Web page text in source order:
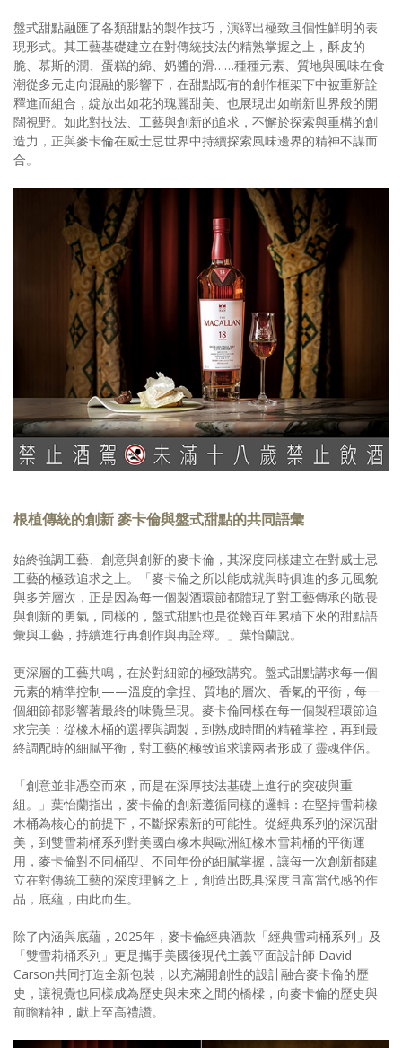
盤式甜點融匯了各類甜點的製作技巧，演繹出極致且個性鮮明的表
現形式。其工藝基礎建立在對傳統技法的精熟掌握之上，酥皮的
脆、慕斯的潤、蛋糕的綿、奶醬的滑……種種元素、質地與風味在食
潮從多元走向混融的影響下，在甜點既有的創作框架下中被重新詮
釋進而組合，綻放出如花的瑰麗甜美、也展現出如嶄新世界般的開
闊視野。如此對技法、工藝與創新的追求，不懈於探索與重構的創
造力，正與麥卡倫在威士忌世界中持續探索風味邊界的精神不謀而
合。
根植傳統的創新 麥卡倫與盤式甜點的共同語彙
始終強調工藝、創意與創新的麥卡倫，其深度同樣建立在對威士忌
工藝的極致追求之上。「麥卡倫之所以能成就與時俱進的多元風貌
與多芳層次，正是因為每一個製酒環節都體現了對工藝傳承的敬畏
與創新的勇氣，同樣的，盤式甜點也是從幾百年累積下來的甜點語
彙與工藝，持續進行再創作與再詮釋。」葉怡蘭說。
更深層的工藝共鳴，在於對細節的極致講究。盤式甜點講求每一個
元素的精準控制——溫度的拿捏、質地的層次、香氣的平衡，每一
個細節都影響著最終的味覺呈現。麥卡倫同樣在每一個製程環節追
求完美：從橡木桶的選擇與調製，到熟成時間的精確掌控，再到最
終調配時的細膩平衡，對工藝的極致追求讓兩者形成了靈魂伴侶。
「創意並非憑空而來，而是在深厚技法基礎上進行的突破與重
組。」葉怡蘭指出，麥卡倫的創新遵循同樣的邏輯：在堅持雪莉橡
木桶為核心的前提下，不斷探索新的可能性。從經典系列的深沉甜
美，到雙雪莉桶系列對美國白橡木與歐洲紅橡木雪莉桶的平衡運
用，麥卡倫對不同桶型、不同年份的細膩掌握，讓每一次創新都建
立在對傳統工藝的深度理解之上，創造出既具深度且富當代感的作
品，底蘊，由此而生。
除了內涵與底蘊，2025年，麥卡倫經典酒款「經典雪莉桶系列」及
「雙雪莉桶系列」更是攜手美國後現代主義平面設計師 David
Carson共同打造全新包裝，以充滿開創性的設計融合麥卡倫的歷
史，讓視覺也同樣成為歷史與未來之間的橋樑，向麥卡倫的歷史與
前瞻精神，獻上至高禮讚。